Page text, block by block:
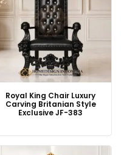
Royal King Chair Luxury
Carving Britanian Style
Exclusive JF-383